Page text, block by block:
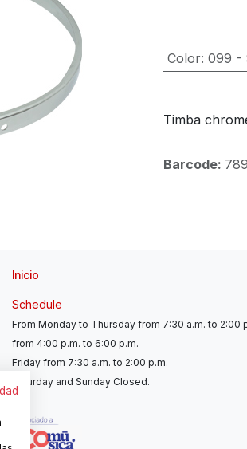
Color: 099 -
Timba
Barcode:
Inicio
Schedule
From Monday to Thursday from 7:30 a.m. to 2:00
from 4:00 p.m. to 6:00 p.m.
Friday from 7:30 a.m. to 2:00 p.m.
Saturday and Sunday Closed.